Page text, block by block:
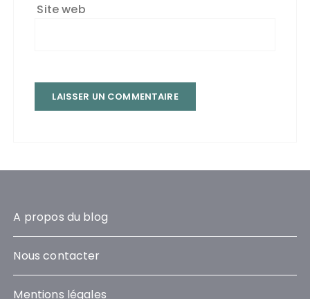
Site web
A propos du blog
Nous contacter
Mentions légales